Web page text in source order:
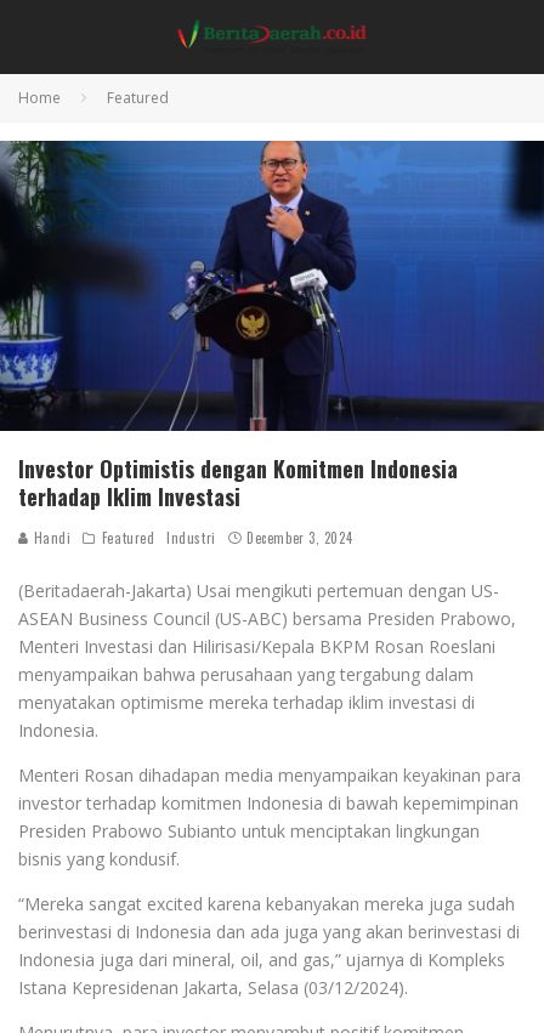
Home Featured
Investor Optimistis dengan Komitmen Indonesia
terhadap Iklim Investasi
Handi Featured Industri December 3, 2024
(Beritadaerah-Jakarta) Usai mengikuti pertemuan dengan US-
ASEAN Business Council (US-ABC) bersama Presiden Prabowo,
Menteri Investasi dan Hilirisasi/Kepala BKPM Rosan Roeslani
menyampaikan bahwa perusahaan yang tergabung dalam
menyatakan optimisme mereka terhadap iklim investasi di
Indonesia.
Menteri Rosan dihadapan media menyampaikan keyakinan para
investor terhadap komitmen Indonesia di bawah kepemimpinan
Presiden Prabowo Subianto untuk menciptakan lingkungan
bisnis yang kondusif.
“Mereka sangat excited karena kebanyakan mereka juga sudah
berinvestasi di Indonesia dan ada juga yang akan berinvestasi di
Indonesia juga dari mineral, oil, and gas,” ujarnya di Kompleks
Istana Kepresidenan Jakarta, Selasa (03/12/2024).